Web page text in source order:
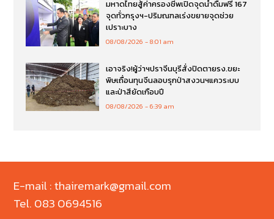
มหาดไทยสู้ค่าครองชีพเปิดจุดน้ำดื่มฟรี 167
จุดทั่วกรุงฯ-ปริมณฑลเร่งขยายจุดช่วย
เปราะบาง
08/08/2026 8:01 am
เอาจริง!ผู้ว่าฯปราจีนบุรีสั่งปิดตายรง.ขยะ
พิษเถื่อนทุนจีนลอบรุกป่าสงวนฯแควระบบ
และป่าสียัดเกือบปี
08/08/2026 6:39 am
E-mail : thairemark@gmail.com
Tel. 083 0694516